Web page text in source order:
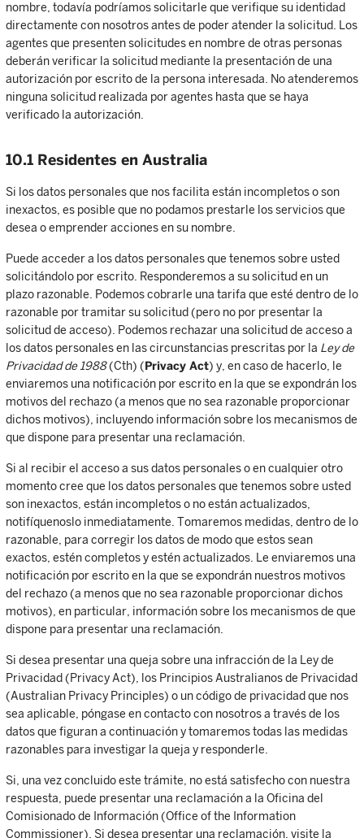
nombre, todavía podríamos solicitarle que verifique su identidad
directamente con nosotros antes de poder atender la solicitud. Los
agentes que presenten solicitudes en nombre de otras personas
deberán verificar la solicitud mediante la presentación de una
autorización por escrito de la persona interesada. No atenderemos
ninguna solicitud realizada por agentes hasta que se haya
verificado la autorización.
10.1 Residentes en Australia
Si los datos personales que nos facilita están incompletos o son
inexactos, es posible que no podamos prestarle los servicios que
desea o emprender acciones en su nombre.
Puede acceder a los datos personales que tenemos sobre usted
solicitándolo por escrito. Responderemos a su solicitud en un
plazo razonable. Podemos cobrarle una tarifa que esté dentro de lo
razonable por tramitar su solicitud (pero no por presentar la
solicitud de acceso). Podemos rechazar una solicitud de acceso a
los datos personales en las circunstancias prescritas por la Ley de
Privacidad de 1988(Cth) (Privacy Act) y, en caso de hacerlo, le
enviaremos una notificación por escrito en la que se expondrán los
motivos del rechazo (a menos que no sea razonable proporcionar
dichos motivos), incluyendo información sobre los mecanismos de
que dispone para presentar una reclamación.
Si al recibir el acceso a sus datos personales o en cualquier otro
momento cree que los datos personales que tenemos sobre usted
son inexactos, están incompletos o no están actualizados,
notifíquenoslo inmediatamente. Tomaremos medidas, dentro de lo
razonable, para corregir los datos de modo que estos sean
exactos, estén completos y estén actualizados. Le enviaremos una
notificación por escrito en la que se expondrán nuestros motivos
del rechazo (a menos que no sea razonable proporcionar dichos
motivos), en particular, información sobre los mecanismos de que
dispone para presentar una reclamación.
Si desea presentar una queja sobre una infracción de la Ley de
Privacidad (Privacy Act), los Principios Australianos de Privacidad
(Australian Privacy Principles) o un código de privacidad que nos
sea aplicable, póngase en contacto con nosotros a través de los
datos que figuran a continuación y tomaremos todas las medidas
razonables para investigar la queja y responderle.
Si, una vez concluido este trámite, no está satisfecho con nuestra
respuesta, puede presentar una reclamación a la Oficina del
Comisionado de Información (Office of the Information
Commissioner). Si desea presentar una reclamación, visite la